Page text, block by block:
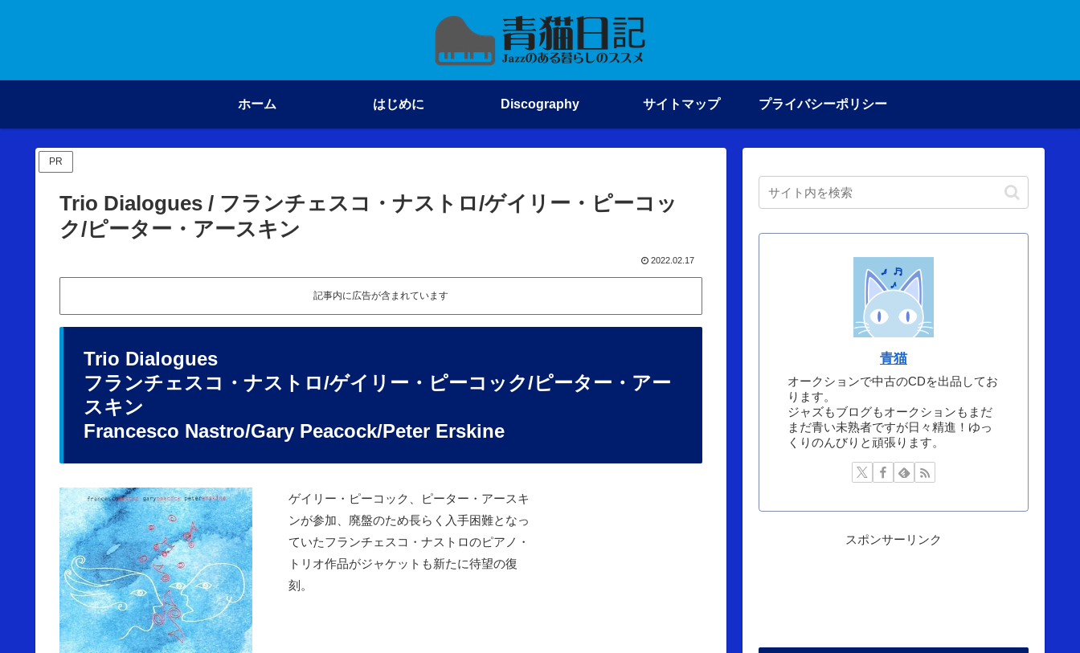
ホーム はじめに Discography サイトマップ プライバシーポリシー
PR
Trio Dialogues / フランチェスコ・ナストロ/ゲイリー・ピーコッ
ク/ピーター・アースキン
2022.02.17
記事内に広告が含まれています
Trio Dialogues
フランチェスコ・ナストロ/ゲイリー・ピーコック/ピーター・アー
スキン
Francesco Nastro/Gary Peacock/Peter Erskine
ゲイリー・ピーコック、ピーター・アースキ
ンが参加、廃盤のため長らく入手困難となっ
ていたフランチェスコ・ナストロのピアノ・
トリオ作品がジャケットも新たに待望の復
刻。
青猫
オークションで中古のCDを出品してお
ります。
ジャズもブログもオークションもまだ
まだ青い未熟者ですが日々精進！ゆっ
くりのんびりと頑張ります。
スポンサーリンク